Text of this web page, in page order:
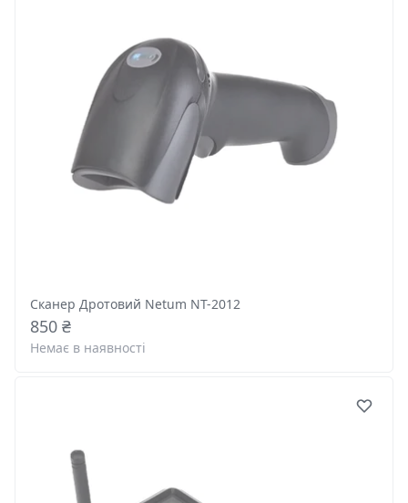
Сканер Дротовий Netum NT-2012
850 ₴
Немає в наявності